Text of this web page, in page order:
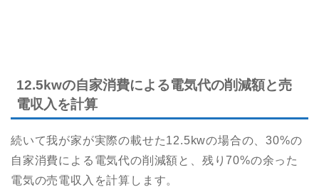
12.5kwの自家消費による電気代の削減額と売
電収入を計算
続いて我が家が実際の載せた12.5kwの場合の、30%の
自家消費による電気代の削減額と、残り70%の余った
電気の売電収入を計算します。